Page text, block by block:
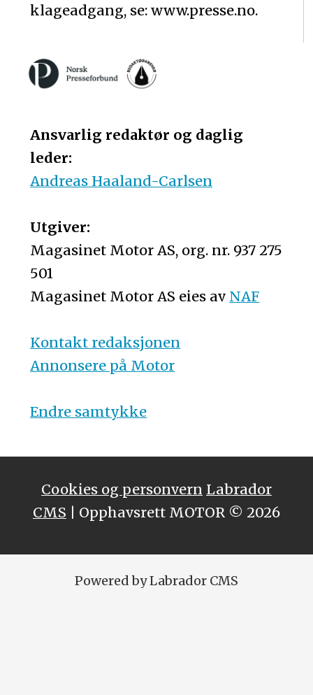
klageadgang, se: www.presse.no.
Ansvarlig redaktør og daglig
leder:
Andreas Haaland-Carlsen
Utgiver:
Magasinet Motor AS, org. nr. 937 275
501
Magasinet Motor AS eies av NAF
Kontakt redaksjonen
Annonsere på Motor
Endre samtykke
Cookies og personvern Labrador
CMS | Opphavsrett MOTOR © 2026
Powered by Labrador CMS